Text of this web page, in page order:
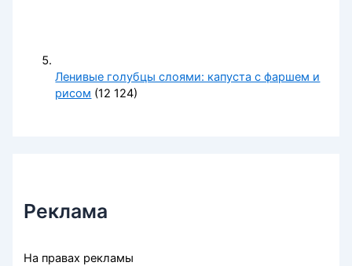
Ленивые голубцы слоями: капуста с фаршем и
рисом (12 124)
Реклама
На правах рекламы